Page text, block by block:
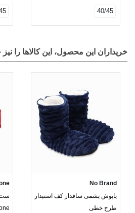
40/45
خریداران این محصول، این کالاها را نیز
No Brand
پاپوش پشمی ساقدار کف استپدار
طرح خطی
ست